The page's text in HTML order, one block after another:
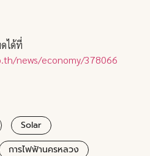
ได้ที่
news/economy/378066
Solar
การไฟฟ้านครหลวง